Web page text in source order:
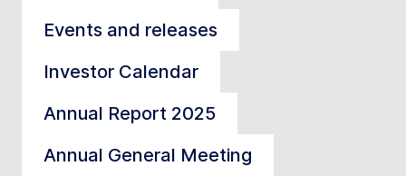
Events and releases
Investor Calendar
Annual Report 2025
Annual General Meeting